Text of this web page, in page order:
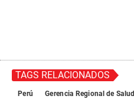
TAGS RELACIONADOS
Perú Gerencia Regional de Salud